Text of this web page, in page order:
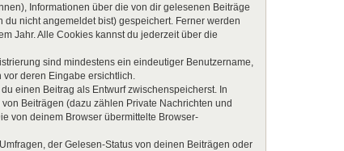
Informationen über die von dir gelesenen Beiträge
nicht angemeldet bist) gespeichert. Ferner werden
Jahr. Alle Cookies kannst du jederzeit über die
sind mindestens ein eindeutiger Benutzername,
deren Eingabe ersichtlich.
einen Beitrag als Entwurf zwischenspeicherst. In
Beiträgen (dazu zählen Private Nachrichten und
von deinem Browser übermittelte Browser-
der Gelesen-Status von deinen Beiträgen oder